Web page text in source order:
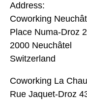
Address:
Coworking
Place Numa-Droz 2
2000 Neuchâtel
Switzerland
Coworking La
Rue Jaquet-Droz